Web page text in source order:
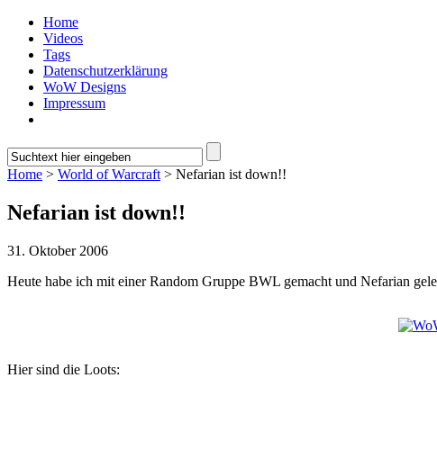
Home
Videos
Tags
Datenschutzerklärung
WoW Designs
Impressum
Home > World of Warcraft > Nefarian ist down!!
Nefarian ist down!!
31. Oktober 2006
Heute habe ich mit einer Random Gruppe BWL gemacht und Nefarian
Hier sind die Loots: